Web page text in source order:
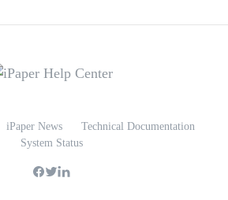
iPaper News
Technical Documentation
System Status